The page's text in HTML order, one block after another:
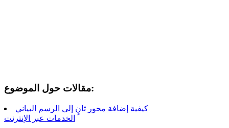
مقالات حول الموضوع:
كيفية إضافة محور ثانٍ إلى الرسم البياني
الخدمات عبر الإنترنت